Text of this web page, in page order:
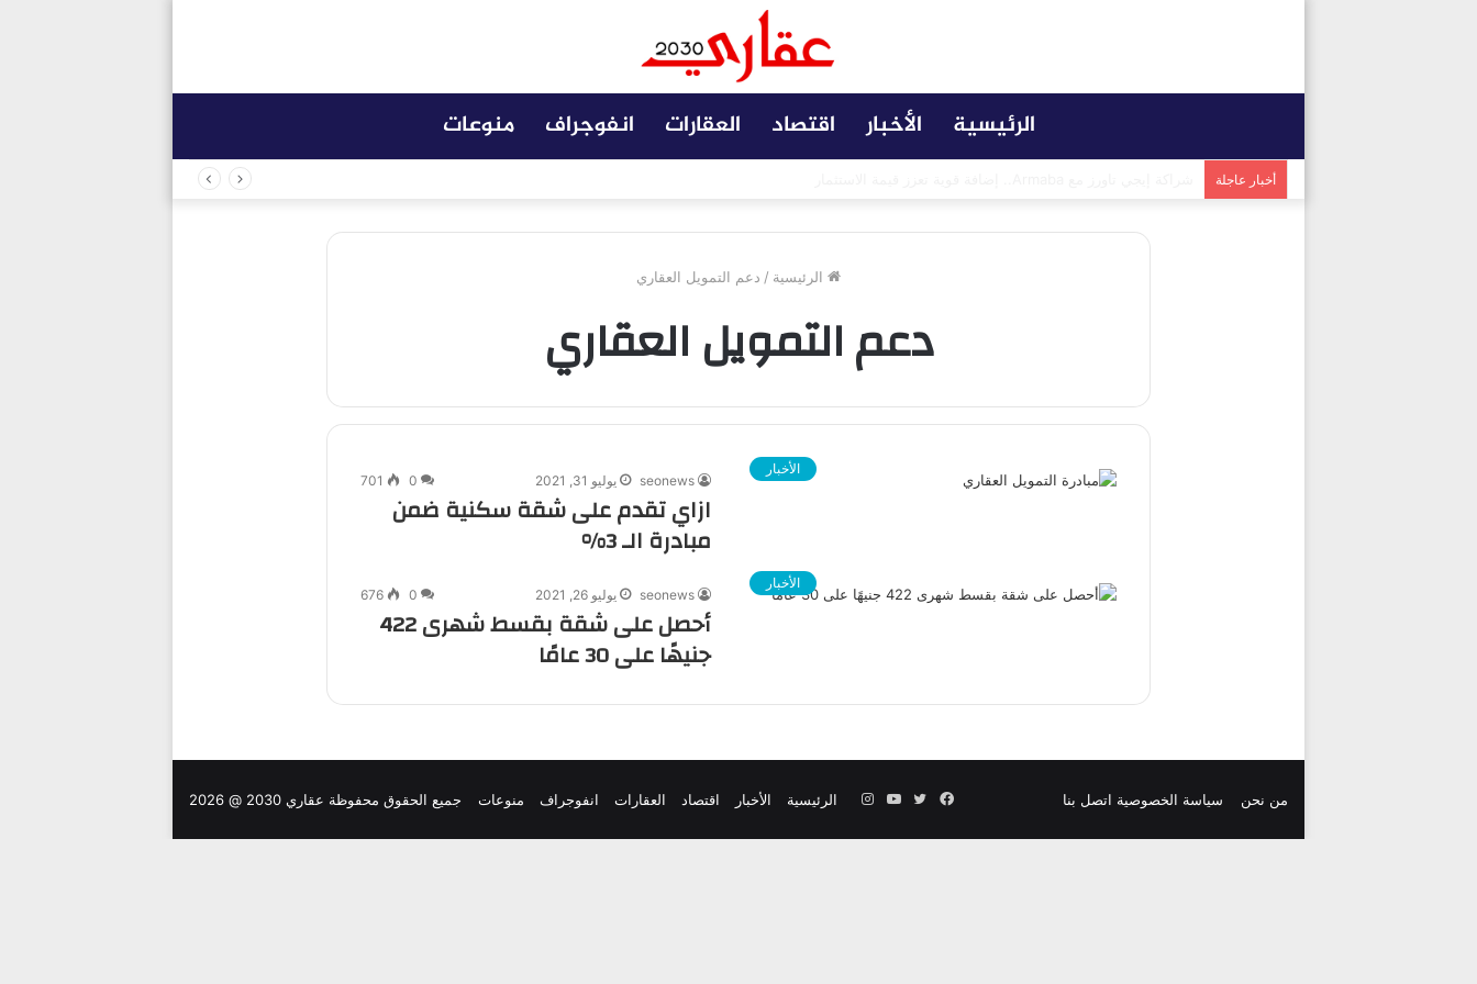
الرئيسية الأخبار اقتصاد العقارات انفوجراف منوعات
أخبار عاجلة
الرئيسية / دعم التمويل العقاري
دعم التمويل العقاري
الأخبار
seonews يوليو 31, 2021 0
701
ازاي تقدم على شقة سكنية ضمن
مبادرة الـ 3%
الأخبار
seonews يوليو 26, 2021 0
676
أحصل على شقة بقسط شهرى 422
جنيهًا على 30 عامًا
من نحن سياسة الخصوصية اتصل بنا جميع الحقوق محفوظة عقاري 2030 @ 2026 الرئيسية الأخبار اقتصاد العقارات انفوجراف منوعات فيسبوك
تويتر يوتيوبانستقرام